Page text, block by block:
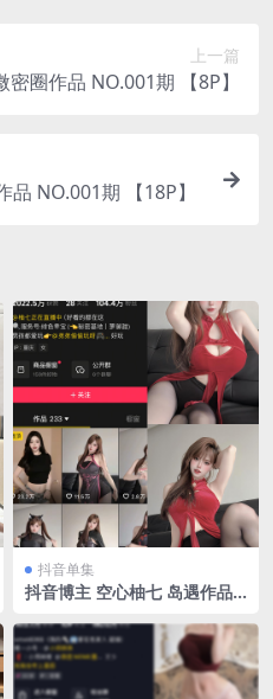
上一篇
抖音博主 桂芬 微密圈作品 NO.001期 【8P】
抖音博主 黑色闪光 微密圈作品 NO.001期 【18P】
抖音单集
抖音博主 空心柚七 岛遇作品
至：2025.6.25